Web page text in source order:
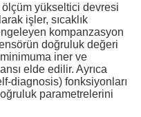
yükseltici devresi
işler, sıcaklık
kompanzasyon
doğruluk değeri
iner ve
elde edilir. Ayrıca
diagnosis) fonksiyonları
parametrelerini